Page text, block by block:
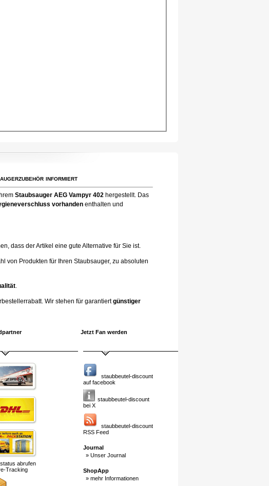
informiert
Staubsauger AEG Vampyr 402 hergestellt. Das
vorhanden enthalten und
dass der Artikel eine gute Alternative für Sie ist.
von Produkten für Ihren Staubsauger, zu absoluten
.
Wir stehen für garantiertgünstiger
abrufen
Tracking
Jetzt Fan werden
staubbeutel-discount
auf facebook
staubbeutel-discount
bei X
staubbeutel-discount
RSS Feed
Journal
» Unser Journal
ShopApp
» mehr Informationen